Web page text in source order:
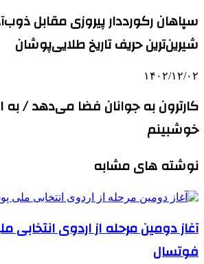
سپاهان رکورددار پیروزی مقابل
شیرین‌ترین حریف تاریخ طلایی‌پوشان
۱۴۰۲/۱۲/۰۲
کارترون به جوانان فضا می‌دهد / به
خوشبینم
نوشته های مشابه
آغاز دومین مرحله از اردوی انتخابی
فوتسال